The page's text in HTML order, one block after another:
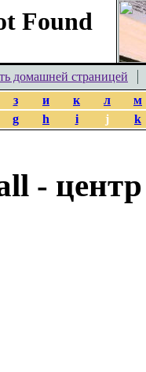
домашней страницей
з и к л
м
g h i j k
- центр